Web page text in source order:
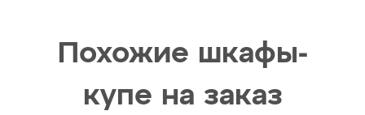
Похожие шкафы-
купе на заказ